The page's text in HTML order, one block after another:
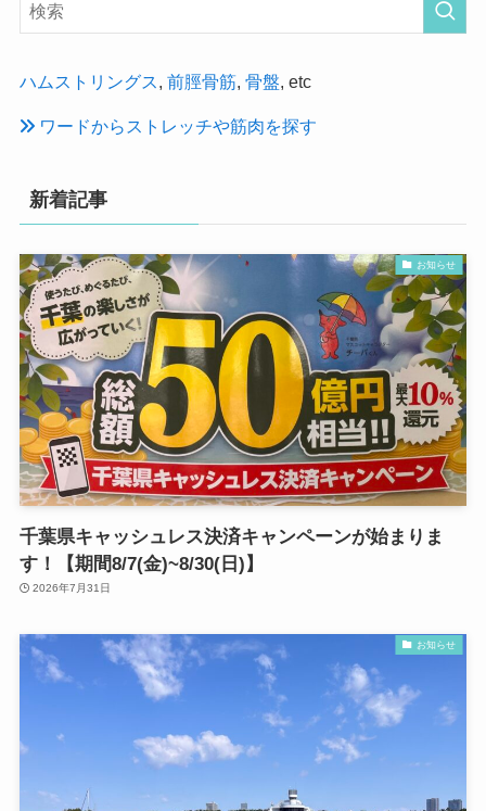
ハムストリングス, 前脛骨筋, 骨盤, etc
ワードからストレッチや筋肉を探す
新着記事
お知らせ
千葉県キャッシュレス決済キャンペーンが始まりま
す！【期間8/7(金)~8/30(日)】
2026年7月31日
お知らせ